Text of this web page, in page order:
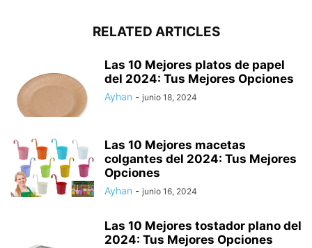
RELATED ARTICLES
Las 10 Mejores platos de papel
del 2024: Tus Mejores Opciones
Ayhan - junio 18, 2024
Las 10 Mejores macetas
colgantes del 2024: Tus Mejores
Opciones
Ayhan - junio 16, 2024
Las 10 Mejores tostador plano del
2024: Tus Mejores Opciones